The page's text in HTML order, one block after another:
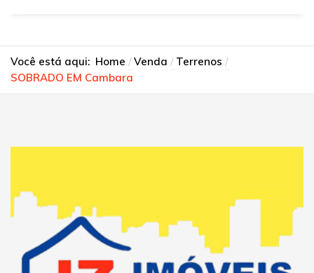
Você está aqui: Home Venda
Terrenos
SOBRADO EM Cambara